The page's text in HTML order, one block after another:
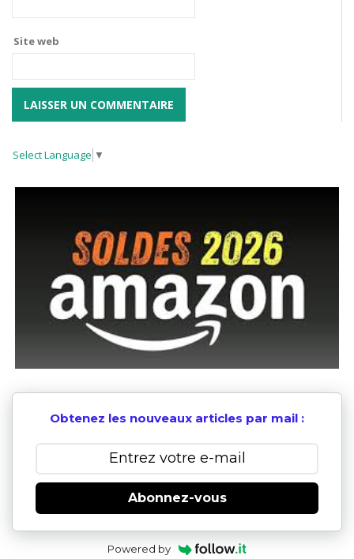
Site web
Select Language ▼
Obtenez les nouveaux articles par mail :
Abonnez-vous
Powered by